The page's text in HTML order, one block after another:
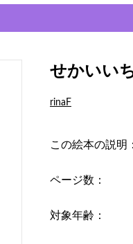
せかいい
rinaF
この絵本の説明：
ページ数：
対象年齢：